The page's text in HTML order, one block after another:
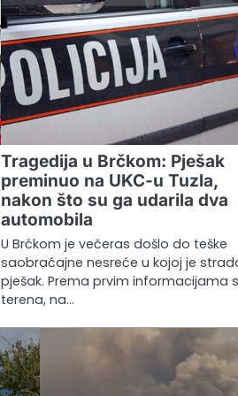
Tragedija u Brčkom: Pješak
preminuo na UKC-u Tuzla,
nakon što su ga udarila dva
automobila
U Brčkom je večeras došlo do teške
saobraćajne nesreće u kojoj je
pješak. Prema prvim informacijama
terena, na…